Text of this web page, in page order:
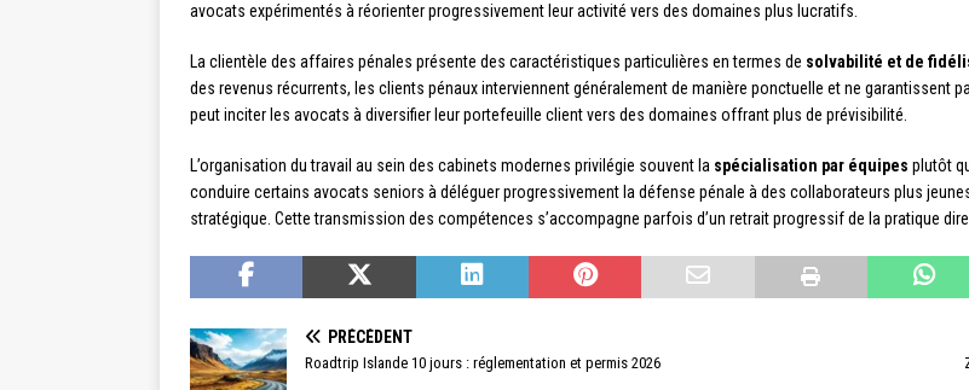
avocats expérimentés à réorienter progressivement leur activité vers des domaines plus lucratifs.
La clientèle des affaires pénales présente des caractéristiques particulières en termes de solvabilité et de
des revenus récurrents, les clients pénaux interviennent généralement de manière ponctuelle et ne garantissent
peut inciter les avocats à diversifier leur portefeuille client vers des domaines offrant plus de prévisibilité.
L’organisation du travail au sein des cabinets modernes privilégie souvent la spécialisation par équipes plutôt
conduire certains avocats seniors à déléguer progressivement la défense pénale à des collaborateurs plus
stratégique. Cette transmission des compétences s’accompagne parfois d’un retrait progressif de la pratique
PRÉCÉDENT
Roadtrip Islande 10 jours : réglementation et permis 2026